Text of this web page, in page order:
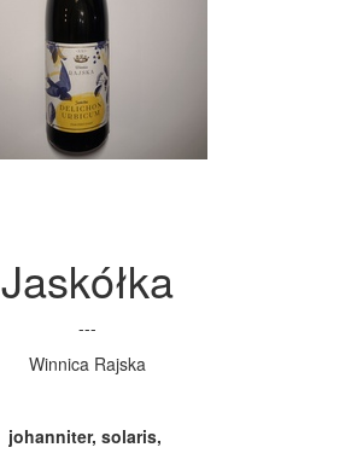
Jaskółka
---
Winnica Rajska
johanniter, solaris,